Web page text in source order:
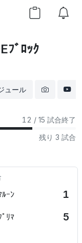
ﾌﾞﾛｯｸ
ュール
12 / 15 試合終了
残り 3 試合
ﾙｰﾝ 1
ﾟﾘﾏ 5